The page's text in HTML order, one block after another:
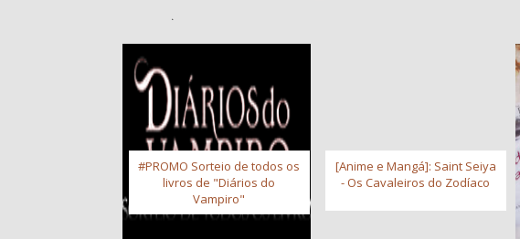
#PROMO Sorteio de todos os
livros de "Diários do
Vampiro"
[Anime e Mangá]: Saint Seiya
- Os Cavaleiros do Zodíaco